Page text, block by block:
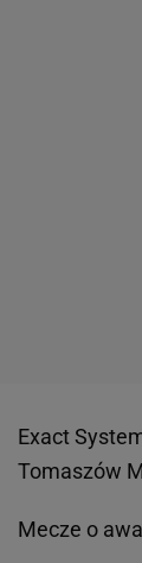
Exact
Tomaszów
Mecze o